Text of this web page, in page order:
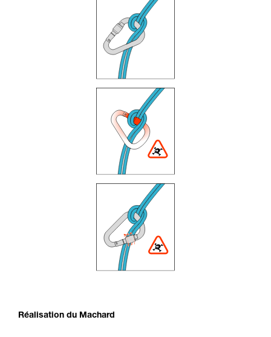
Réalisation du Machard